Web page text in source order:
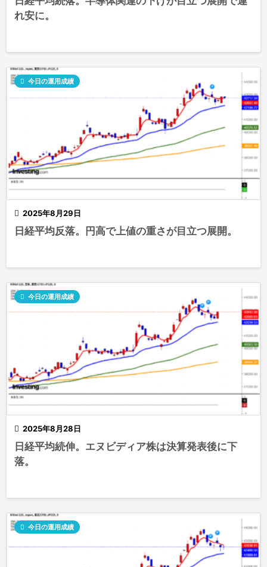
れ安に。
 2025年8月29日
 今日の運用成績
日経平均反落。円高で上値の重さが目立つ展開。
 2025年8月28日
 今日の運用成績
日経平均続伸。エヌビディア株は決算発表後に下
落。
 今日の運用成績